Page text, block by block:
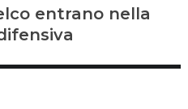
entrano nella